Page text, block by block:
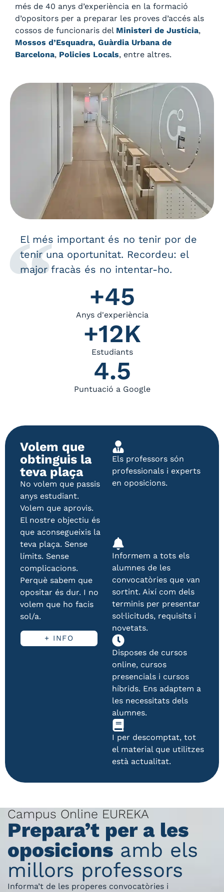
més de 40 anys d’experiència en la formació
d’opositors per a preparar les proves d’accés als
cossos de funcionaris del Ministeri de Justícia,
Mossos d’Esquadra, Guàrdia Urbana de
Barcelona, Policies Locals, entre altres.
El més important és no tenir por de
tenir una oportunitat. Recordeu: el
major fracàs és no intentar-ho.
Anys d'experiència
+45
Estudiants
+12K
Puntuació a Google
4.5
Volem que
obtinguis la
teva plaça
No volem que passis
anys estudiant.
Volem que aprovis.
El nostre objectiu és
que aconsegueixis la
teva plaça. Sense
límits. Sense
complicacions.
Perquè sabem que
opositar és dur. I no
volem que ho facis
sol/a.
+ INFO
Els professors són
professionals i experts
en oposicions.
Informem a tots els
alumnes de les
convocatòries que van
sortint. Així com dels
terminis per presentar
sol·licituds, requisits i
novetats.
Disposes de cursos
online, cursos
presencials i cursos
híbrids. Ens adaptem a
les necessitats dels
alumnes.
I per descomptat, tot
el material que utilitzes
està actualitat.
Campus Online EUREKA
Prepara’t per a les
oposicions amb els
millors professors
Informa’t de les properes convocatòries i